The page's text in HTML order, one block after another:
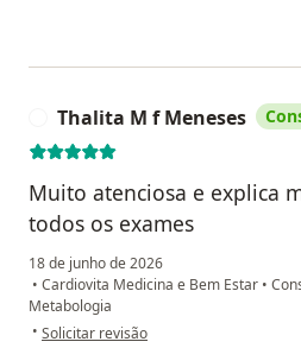
Thalita M f Meneses
Muito atenciosa e explica
todos os exames
18 de junho de 2026
• Cardiovita Medicina e Bem Estar •
Metabologia
• na opinião do utilizador Thalita M f
Solicitar revisão